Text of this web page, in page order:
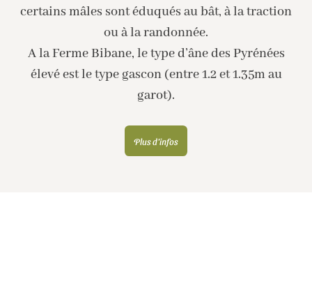
certains mâles sont éduqués au bât, à la traction
ou à la randonnée.
A la Ferme Bibane, le type d’âne des Pyrénées
élevé est le type gascon (entre 1.2 et 1.35m au
garot).
Plus d'infos